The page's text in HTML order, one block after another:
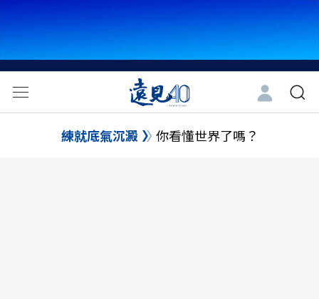
練就底氣沉澱 你看懂世界了嗎？